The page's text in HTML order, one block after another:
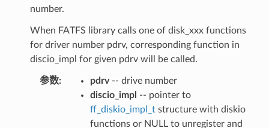
number.
When FATFS library calls one of disk_xxx functions
for driver number pdrv, corresponding function in
discio_impl for given pdrv will be called.
参数: pdrv-- drive number
discio_impl -- pointer to
ff_diskio_impl_tstructure with diskio
functions or NULL to unregister and